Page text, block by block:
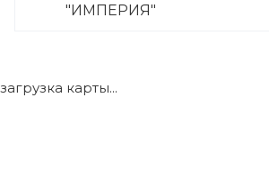
"ИМПЕРИЯ"
загрузка карты...